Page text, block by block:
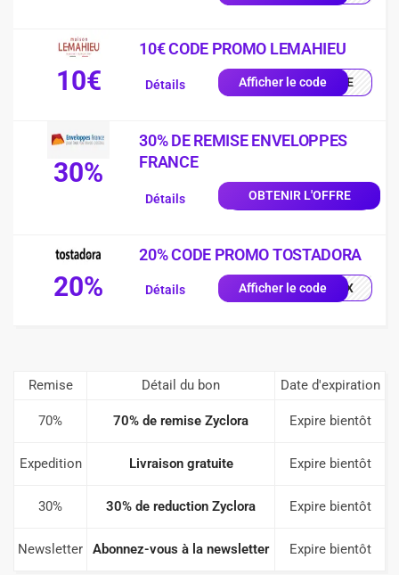
10€
10€ CODE PROMO LEMAHIEU
Afficher le codeILLE
Détails
30%
30% DE REMISE ENVELOPPES
FRANCE
OBTENIR L'OFFRE
Détails
20%
20% CODE PROMO TOSTADORA
Afficher le code0X1X
Détails
Remise Détail du bon Date d'expiration
70% 70% de remise Zyclora Expire bientôt
Expedition Livraison gratuite Expire bientôt
30% 30% de reduction Zyclora Expire bientôt
Newsletter Abonnez-vous à la newsletter Expire bientôt